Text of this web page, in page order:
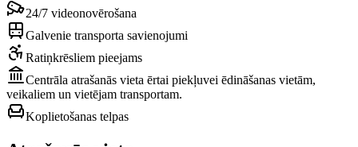
24/7 videonovērošana
Galvenie transporta savienojumi
Ratiņkrēsliem pieejams
Centrāla atrašanās vieta ērtai piekļuvei ēdināšanas vietām,
veikaliem un vietējam transportam.
Koplietošanas telpas